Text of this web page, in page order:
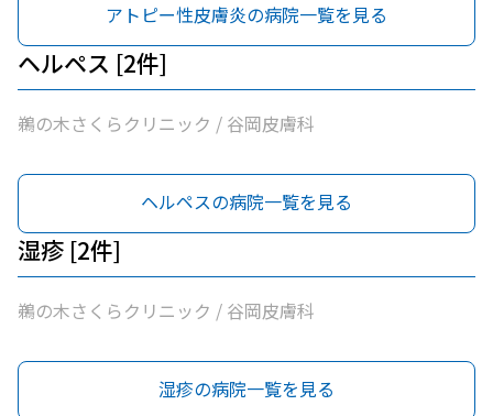
アトピー性皮膚炎の病院一覧を見る
ヘルペス [2件]
鵜の木さくらクリニック / 谷岡皮膚科
ヘルペスの病院一覧を見る
湿疹 [2件]
鵜の木さくらクリニック / 谷岡皮膚科
湿疹の病院一覧を見る